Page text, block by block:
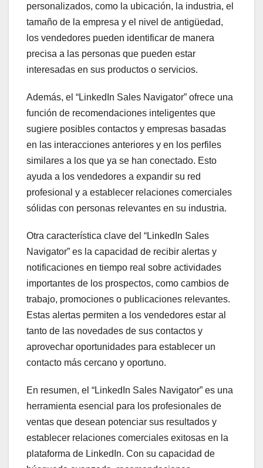
personalizados, como la ubicación, la industria, el
tamaño de la empresa y el nivel de antigüedad,
los vendedores pueden identificar de manera
precisa a las personas que pueden estar
interesadas en sus productos o servicios.
Además, el “LinkedIn Sales Navigator” ofrece una
función de recomendaciones inteligentes que
sugiere posibles contactos y empresas basadas
en las interacciones anteriores y en los perfiles
similares a los que ya se han conectado. Esto
ayuda a los vendedores a expandir su red
profesional y a establecer relaciones comerciales
sólidas con personas relevantes en su industria.
Otra característica clave del “LinkedIn Sales
Navigator” es la capacidad de recibir alertas y
notificaciones en tiempo real sobre actividades
importantes de los prospectos, como cambios de
trabajo, promociones o publicaciones relevantes.
Estas alertas permiten a los vendedores estar al
tanto de las novedades de sus contactos y
aprovechar oportunidades para establecer un
contacto más cercano y oportuno.
En resumen, el “LinkedIn Sales Navigator” es una
herramienta esencial para los profesionales de
ventas que desean potenciar sus resultados y
establecer relaciones comerciales exitosas en la
plataforma de LinkedIn. Con su capacidad de